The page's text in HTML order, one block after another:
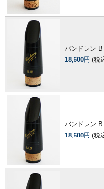
バンドレン
18,600円 (税
バンドレン
18,600円 (税